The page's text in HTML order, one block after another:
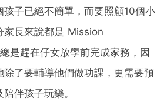
孩子已絕不簡單，而要照顧10個小
家長來說都是 Mission
是趕在仔女放學前完成家務，因
除了要輔導他們做功課，更需要預
伴孩子玩樂。